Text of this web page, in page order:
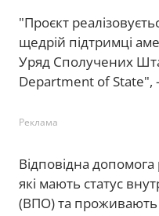
"Проєкт
щедрій підтримці
Уряд Сполучених
Department of State",
Реклама
Відповідна
які мають статус
(ВПО) та проживають